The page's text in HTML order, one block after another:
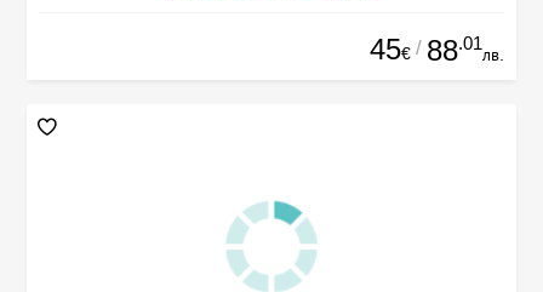
45€ / 88.01
лв.